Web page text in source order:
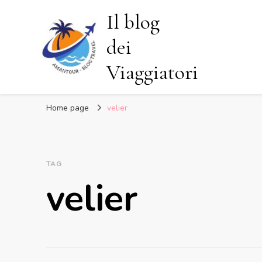
Il blog
dei
Viaggiatori
Home page velier
TAG
velier